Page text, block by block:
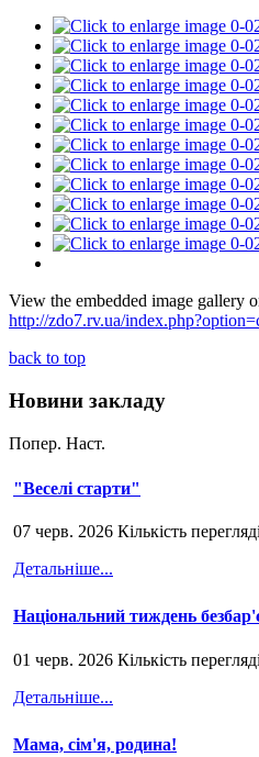
View the embedded image gallery
http://zdo7.rv.ua/
back to top
Новини закладу
Попер. Наст.
"Веселі старти"
07 черв. 2026 Кількість
Детальніше...
Національний тиждень
01 черв. 2026 Кількість
Детальніше...
Мама, сім'я, родина!